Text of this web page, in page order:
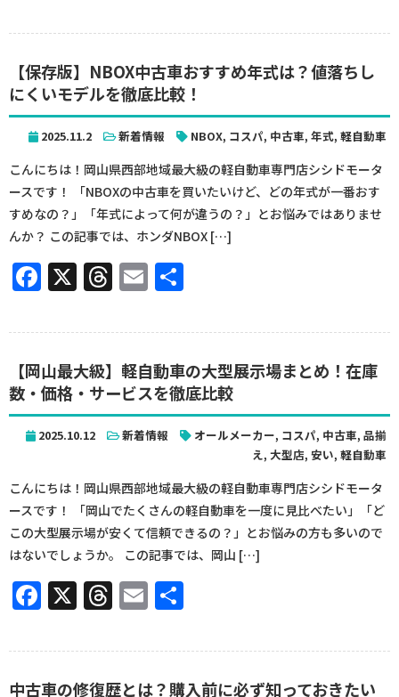
【保存版】NBOX中古車おすすめ年式は？値落ちし
にくいモデルを徹底比較！
2025.11.2 新着情報 NBOX, コスパ, 中古車, 年式, 軽自動車
こんにちは！岡山県西部地域最大級の軽自動車専門店シシドモータ
ースです！ 「NBOXの中古車を買いたいけど、どの年式が一番おす
すめなの？」「年式によって何が違うの？」とお悩みではありませ
んか？ この記事では、ホンダNBOX […]
Facebook
X Threads
Email
【岡山最大級】軽自動車の大型展示場まとめ！在庫
数・価格・サービスを徹底比較
2025.10.12 新着情報 オールメーカー, コスパ, 中古車, 品揃
え, 大型店, 安い, 軽自動車
こんにちは！岡山県西部地域最大級の軽自動車専門店シシドモータ
ースです！ 「岡山でたくさんの軽自動車を一度に見比べたい」「ど
この大型展示場が安くて信頼できるの？」とお悩みの方も多いので
はないでしょうか。 この記事では、岡山 […]
Facebook
X Threads
Email
中古車の修復歴とは？購入前に必ず知っておきたい